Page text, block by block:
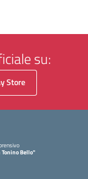
su:
Store
Tonino Bello"